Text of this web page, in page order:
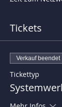
Tickets
Verkauf beendet
Tickettyp